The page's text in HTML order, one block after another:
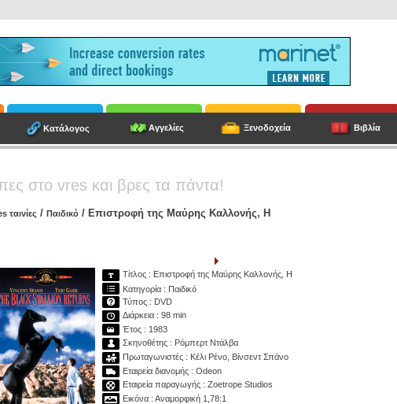
Κατάλογος Αγγελίες Ξενοδοχεία Βιβλία
στο vres και βρες τα πάντα!
ταινίες / Παιδικό / Επιστροφή της Μαύρης Καλλονής, Η
Τίτλος : Επιστροφή της Μαύρης Καλλονής, Η
Κατηγορία : Παιδικό
Τύπος : DVD
Διάρκεια : 98 min
Έτος : 1983
Σκηνοθέτης : Ρόμπερτ Ντάλβα
Πρωταγωνιστές : Κέλι Ρένο, Βίνσεντ Σπάνο
Εταιρεία διανομής : Odeon
Εταιρεία παραγωγής : Zoetrope Studios
Εικόνα : Αναμορφική 1,78:1